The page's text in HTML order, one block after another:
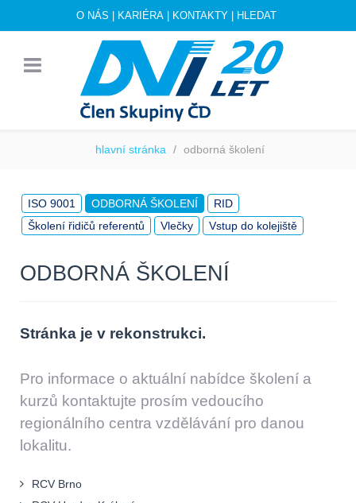
O NÁS KARIÉRA KONTAKTY HLEDAT
hlavní stránka odborná školení
ISO 9001 ODBORNÁ ŠKOLENÍ
RID
Školení řidičů referentů
Vlečky Vstup do kolejiště
ODBORNÁ ŠKOLENÍ
Stránka je v rekonstrukci.
Pro informace o aktuální nabídce školení a
kurzů kontaktujte prosím vedoucího
regionálního centra vzdělávání pro danou
lokalitu.
RCV Brno